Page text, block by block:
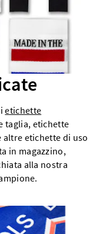
etichette
taglia, etichette
etichette di uso
in magazzino,
alla nostra